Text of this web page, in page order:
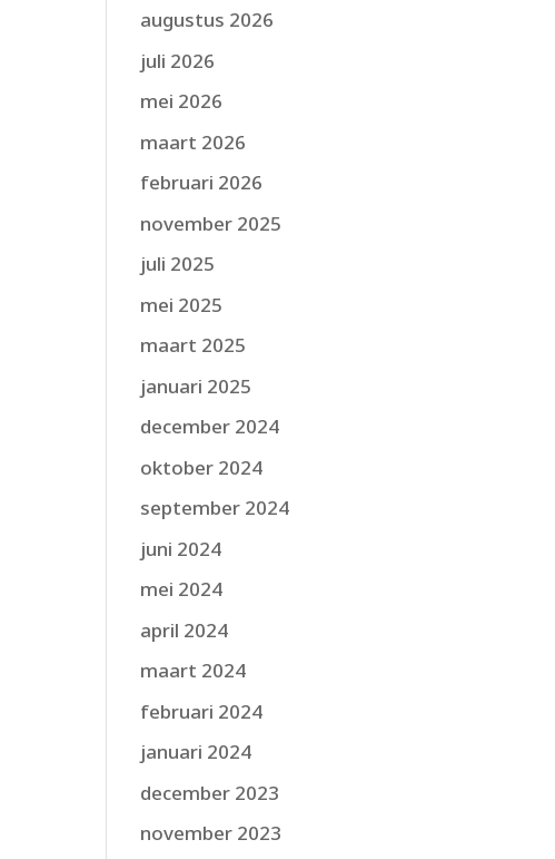
augustus 2026
juli 2026
mei 2026
maart 2026
februari 2026
november 2025
juli 2025
mei 2025
maart 2025
januari 2025
december 2024
oktober 2024
september 2024
juni 2024
mei 2024
april 2024
maart 2024
februari 2024
januari 2024
december 2023
november 2023